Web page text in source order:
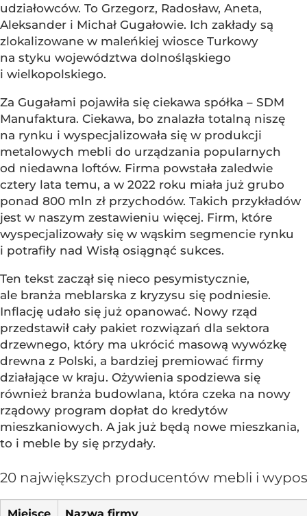
udziałowców. To Grzegorz, Radosław, Aneta,
Aleksander i Michał Gugałowie. Ich zakłady są
zlokalizowane w maleńkiej wiosce Turkowy
na styku województwa dolnośląskiego
i wielkopolskiego.
Za Gugałami pojawiła się ciekawa spółka – SDM
Manufaktura. Ciekawa, bo znalazła totalną niszę
na rynku i wyspecjalizowała się w produkcji
metalowych mebli do urządzania popularnych
od niedawna loftów. Firma powstała zaledwie
cztery lata temu, a w 2022 roku miała już grubo
ponad 800 mln zł przychodów. Takich przykładów
jest w naszym zestawieniu więcej. Firm, które
wyspecjalizowały się w wąskim segmencie rynku
i potrafiły nad Wisłą osiągnąć sukces.
Ten tekst zaczął się nieco pesymistycznie,
ale branża meblarska z kryzysu się podniesie.
Inflację udało się już opanować. Nowy rząd
przedstawił cały pakiet rozwiązań dla sektora
drzewnego, który ma ukrócić masową wywózkę
drewna z Polski, a bardziej premiować firmy
działające w kraju. Ożywienia spodziewa się
również branża budowlana, która czeka na nowy
rządowy program dopłat do kredytów
mieszkaniowych. A jak już będą nowe mieszkania,
to i meble by się przydały.
20 największych producentów mebli i
Miejsce Nazwa firmy